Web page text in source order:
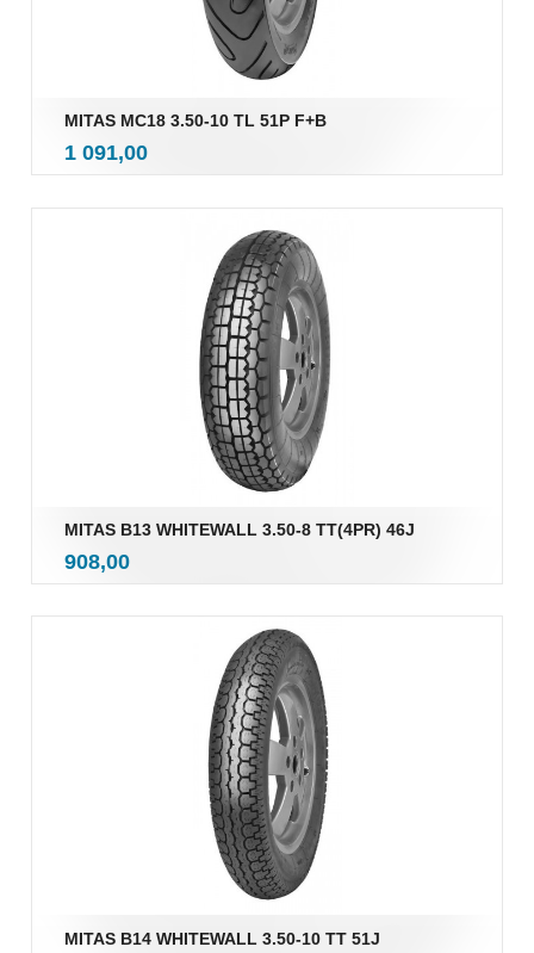
MITAS MC18 3.50-10 TL 51P F+B
Pris
1 091,00mva.
MITAS B13 WHITEWALL 3.50-8 TT(4PR) 46J
Pris
908,00mva.
MITAS B14 WHITEWALL 3.50-10 TT 51J